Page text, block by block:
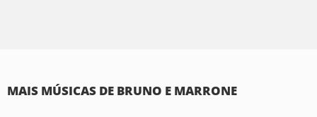
MAIS MÚSICAS DE BRUNO E MARRONE